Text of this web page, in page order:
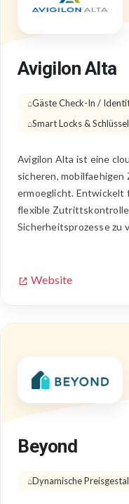
Avigilon Alta
Gäste Check-In /
Smart Locks &
Avigilon Alta ist eine
sicheren,
ermoeglicht. Entwickelt
flexible
Sicherheitsprozesse zu
Website
Beyond
Dynamische